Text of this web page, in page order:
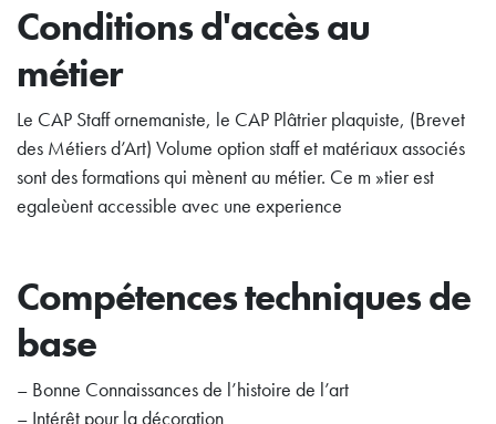
Conditions d'accès au
métier
Le CAP Staff ornemaniste, le CAP Plâtrier plaquiste, (Brevet
des Métiers d’Art) Volume option staff et matériaux associés
sont des formations qui mènent au métier. Ce m »tier est
egaleùent accessible avec une experience
Compétences techniques de
base
– Bonne Connaissances de l’histoire de l’art
– Intérêt pour la décoration